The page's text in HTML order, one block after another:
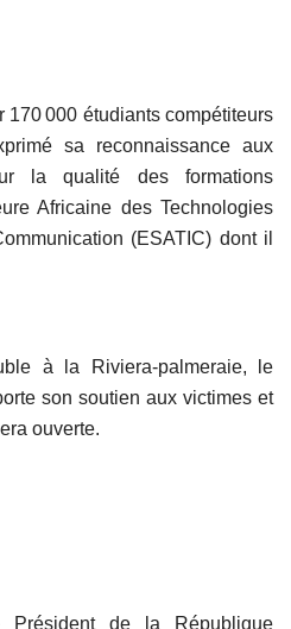
170 000 étudiants compétiteurs
sa reconnaissance aux
la qualité des formations
Africaine des Technologies
(ESATIC) dont il
à la Riviera-palmeraie, le
son soutien aux victimes et
ouverte.
de la République